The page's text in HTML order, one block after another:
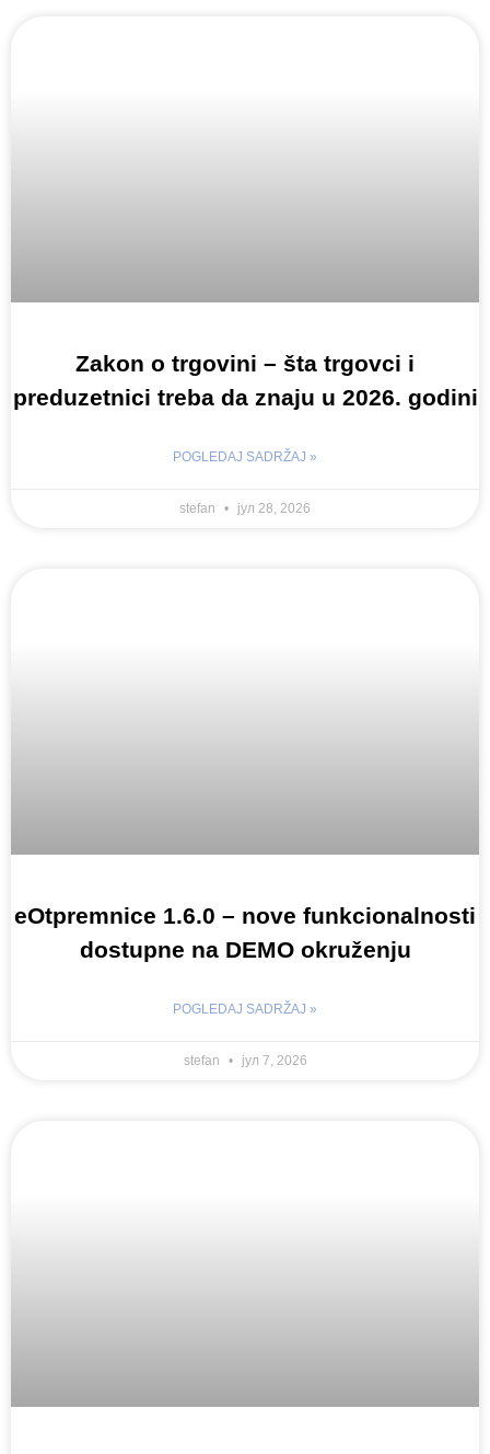
Zakon o trgovini – šta trgovci i
preduzetnici treba da znaju u 2026. godini
POGLEDAJ SADRŽAJ »
stefan јул 28, 2026
eOtpremnice 1.6.0 – nove funkcionalnosti
dostupne na DEMO okruženju
POGLEDAJ SADRŽAJ »
stefan јул 7, 2026